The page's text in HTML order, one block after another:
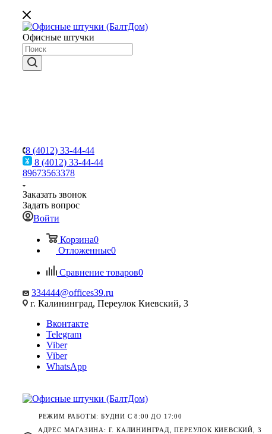
Офисные штучки
8 (4012) 33-44-44
8 (4012) 33-44-44
89673563378
Заказать звонок
Задать вопрос
Войти
Корзина0
Отложенные0
Сравнение товаров0
334444@offices39.ru
г. Калининград, Переулок Киевский, 3
Вконтакте
Telegram
Viber
Viber
WhatsApp
РЕЖИМ РАБОТЫ: БУДНИ С 8:00 ДО 17:00
АДРЕС МАГАЗИНА: Г. КАЛИНИНГРАД, ПЕРЕУЛОК КИЕВСКИЙ, 3